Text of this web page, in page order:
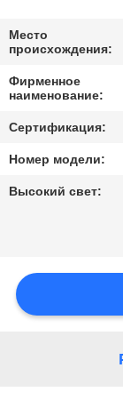
ПРОВЕРКА
КАЧЕСТВА
МЫ
СЛУЧАИ
Место
происхождения:
Фирменное
наименование:
Сертификация:
Номер модели:
Высокий свет: